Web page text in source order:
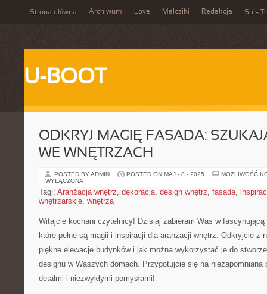
Strona główna Archiwum Love Malcziki Redakcja Spis
U-BOOT
ODKRYJ MAGIĘ FASADA:
WE WNĘTRZACH
POSTED BY ADMIN POSTED ON MAJ - 8 - 2025
MOŻLIWOŚĆ
WYŁĄCZONA
Tagi: Aranżacja wnętrz, dekoracja, design wnętrz, fasada,
wnętrzarskie, wnętrza
Witajcie kochani czytelnicy!‌ Dzisiaj zabieram ‌Was w
które pełne są⁤ magii i inspiracji dla aranżacji wnętrz. Odkryjcie z
piękne elewacje budynków i jak można wykorzystać je‍ do
designu w Waszych domach. Przygotujcie się na⁣
detalmi i niezwykłymi pomysłami!